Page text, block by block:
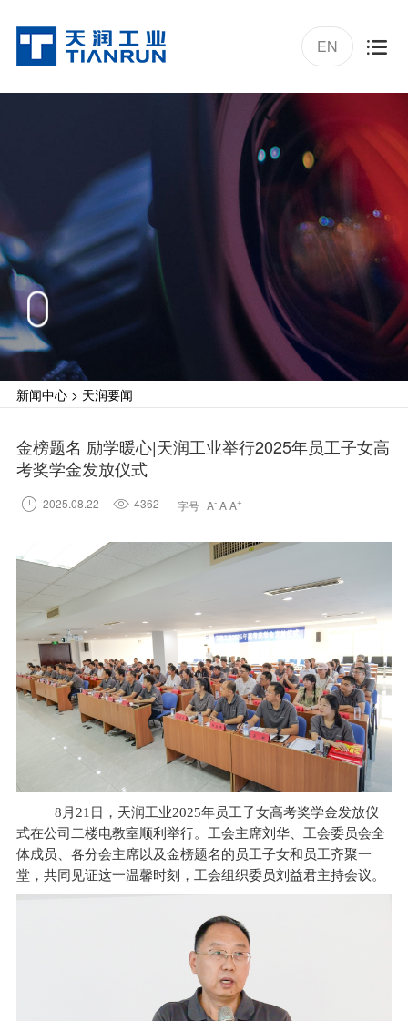

EN
新闻中心 > 天润要闻
金榜题名 励学暖心|天润工业举行2025年员工子女高
考奖学金发放仪式
 2025.08.22  4362 字号 A- A A+
8 月21日，天润工业2025年员工子女高考奖学金发放仪
式在公司二楼电教室顺利举行。工会主席刘华、工会委员会全
体成员、各分会主席以及金榜题名的员工子女和员工齐聚一
堂，共同见证这一温馨时刻，工会组织委员刘益君主持会议。